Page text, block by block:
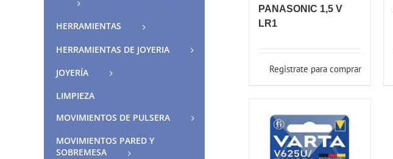
PANASONIC 1,5 V
LR1
Registrate para comprar
HERRAMIENTAS
HERRAMIENTAS DE JOYERIA
JOYERÍA
LIMPIEZA
MOVIMIENTOS DE PULSERA
MOVIMIENTOS PARED Y
SOBREMESA